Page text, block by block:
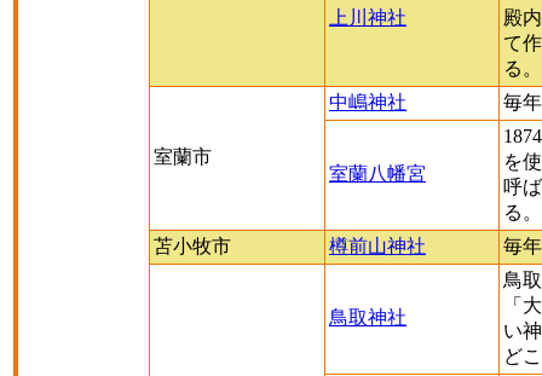
上川神社
殿
て
る。
室蘭市
中嶋神社 毎
室蘭八幡宮
を
呼
る。
苫小牧市
樽前山神社 毎
鳥取神社
鳥
「
い
ど